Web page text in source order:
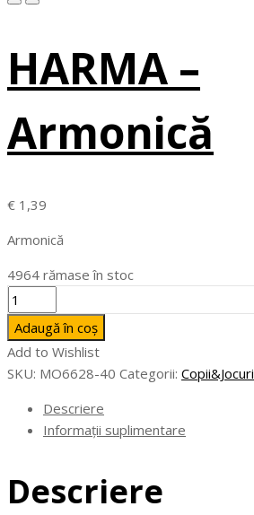
HARMA –
Armonică
€ 1,39
Armonică
4964 rămase în stoc
Cantitate
HARMA
-
Armonică
Adaugă în coș
Add to Wishlist
SKU: MO6628-40 Categorii: Copii&Jocuri
Descriere
Informații suplimentare
Descriere